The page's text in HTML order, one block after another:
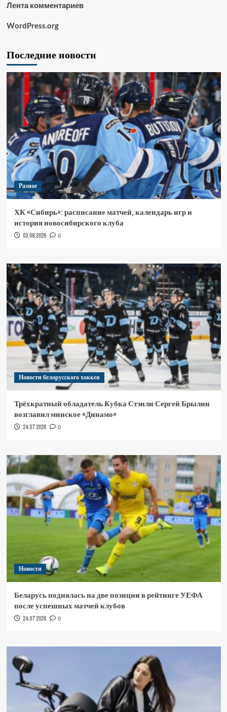
Лента комментариев
WordPress.org
Последние новости
Разное
ХК «Сибирь»: расписание матчей, календарь игр и
история новосибирского клуба
03.08.2026 0
Новости белорусского хоккея
Трёхкратный обладатель Кубка Стэнли Сергей Брылин
возглавил минское «Динамо»
24.07.2026 0
Новости
Беларусь поднялась на две позиции в рейтинге УЕФА
после успешных матчей клубов
24.07.2026 0